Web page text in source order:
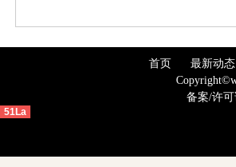
首页 最新动态
备案/许可
51La